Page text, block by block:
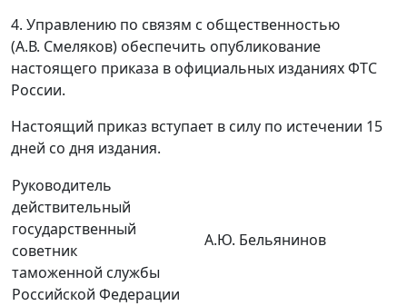
4. Управлению по связям с общественностью
(А.В. Смеляков) обеспечить опубликование
настоящего приказа в официальных изданиях ФТС
России.
Настоящий приказ вступает в силу по истечении 15
дней со дня издания.
Руководитель
действительный
государственный
советник
таможенной службы
Российской Федерации
А.Ю. Бельянинов